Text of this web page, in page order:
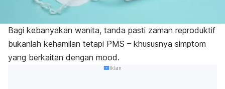
Bagi kebanyakan wanita, tanda pasti zaman reproduktif
bukanlah kehamilan tetapi PMS – khususnya simptom
yang berkaitan dengan mood.
Iklan